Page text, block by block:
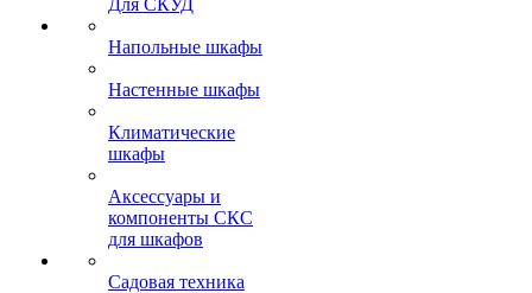
Для СКУД
Напольные шкафы
Настенные шкафы
Климатические
шкафы
Аксессуары и
компоненты СКС
для шкафов
Садовая техника